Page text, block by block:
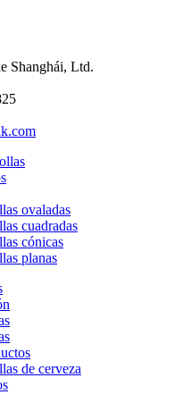
Shanghái, Ltd.
ovaladas
cuadradas
cónicas
planas
de cerveza